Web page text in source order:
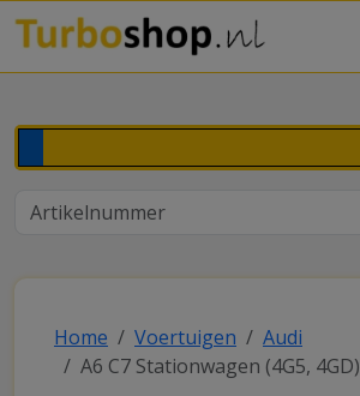
Home Voertuigen
Audi
A6 C7 Stationwagen (4G5, 4GD)